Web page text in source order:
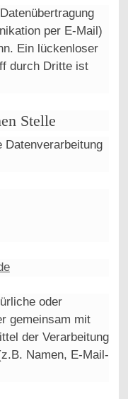
per E-Mail)
Ein lückenloser
durch Dritte ist
Stelle
Datenverarbeitung
oder
gemeinsam mit
der Verarbeitung
Namen, E-Mail-